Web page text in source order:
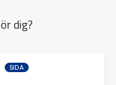
dig?
SIDA